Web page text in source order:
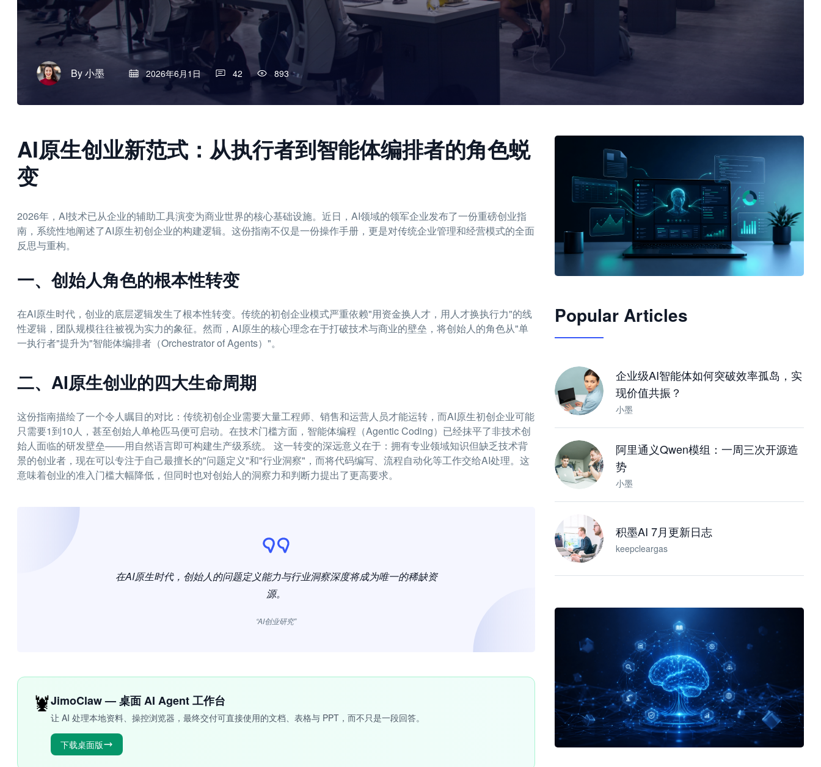
By小墨 2026年6月1日 42 893
AI原生创业新范式：从执行者到智能体编排者的角色蜕
变
2026年，AI技术已从企业的辅助工具演变为商业世界的核心基础设施。近日，AI领域的领军企业发布了一份重磅创业指
南，系统性地阐述了AI原生初创企业的构建逻辑。这份指南不仅是一份操作手册，更是对传统企业管理和经营模式的全面
反思与重构。
一、创始人角色的根本性转变
在AI原生时代，创业的底层逻辑发生了根本性转变。传统的初创企业模式严重依赖"用资金换人才，用人才换执行力"的线
性逻辑，团队规模往往被视为实力的象征。然而，AI原生的核心理念在于打破技术与商业的壁垒，将创始人的角色从"单
一执行者"提升为"智能体编排者（Orchestrator of Agents）"。
二、AI原生创业的四大生命周期
这份指南描绘了一个令人瞩目的对比：传统初创企业需要大量工程师、销售和运营人员才能运转，而AI原生初创企业可能
只需要1到10人，甚至创始人单枪匹马便可启动。在技术门槛方面，智能体编程（Agentic Coding）已经抹平了非技术创
始人面临的研发壁垒——用自然语言即可构建生产级系统。 这一转变的深远意义在于：拥有专业领域知识但缺乏技术背
景的创业者，现在可以专注于自己最擅长的"问题定义"和"行业洞察"，而将代码编写、流程自动化等工作交给AI处理。这
意味着创业的准入门槛大幅降低，但同时也对创始人的洞察力和判断力提出了更高要求。
在AI原生时代，创始人的问题定义能力与行业洞察深度将成为唯一的稀缺资
源。
“AI创业研究”
🦞JimoClaw — 桌面 AI Agent 工作台
让 AI 处理本地资料、操控浏览器，最终交付可直接使用的文档、表格与 PPT，而不只是一段回答。
下载桌面版
JimoClaw 桌面 AI Agent 工作台
Popular Articles
企业级AI智能体如何突破效率孤岛，实
现价值共振？
小墨
阿里通义Qwen模组：一周三次开源造
势
小墨
积墨AI 7月更新日志
keepcleargas